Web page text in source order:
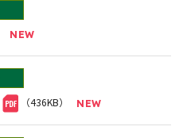
（436KB）